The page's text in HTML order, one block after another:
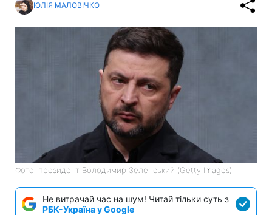
ЮЛІЯ МАЛОВІЧКО
Фото: президент Володимир Зеленський (Getty Images)
Не витрачай час на шум! Читай тільки суть з
РБК-Україна у Google